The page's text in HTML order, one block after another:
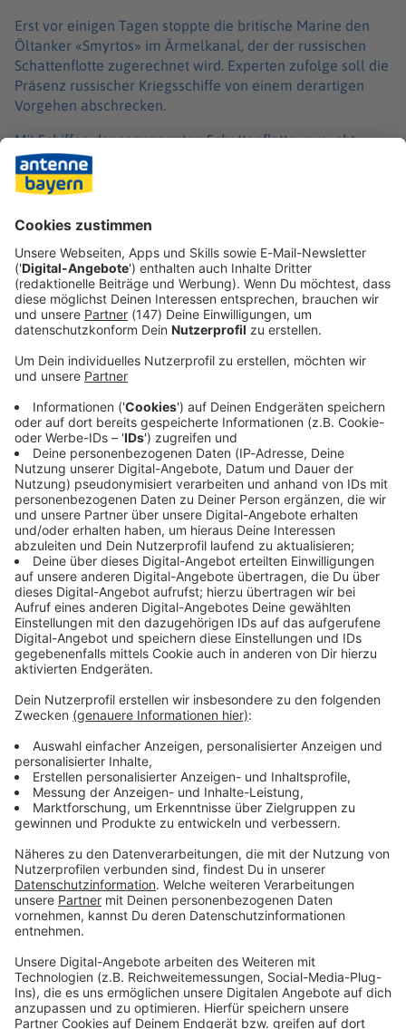
Erst vor einigen Tagen stoppte die britische Marine den
Öltanker «Smyrtos» im Ärmelkanal, der der russischen
Schattenflotte zugerechnet wird. Experten zufolge soll die
Präsenz russischer Kriegsschiffe von einem derartigen
Vorgehen abschrecken.
Mit Schiffen der sogenannten Schattenflotte versucht
Russland, die Sanktionen von westlichen Unterstützern
der Ukraine zu umgehen. Nach britischen Angaben
handelt es sich um mehr als 700 Schiffe, die unter der
Flagge verschiedener Staaten fahren und russische
Immer auf dem Laufenden
bleiben!
Verpass' nichts mehr - mit unserem kostenlosen
ANTENNE BAYERN Newsletter. Ob Nachrichten,
Lifestyle oder unsere neuesten Aktionen - wir
informieren dich.
Zum Newsletter anmelden
Du möchtest uns etwas sagen?
Studio Hotline
Kontaktformular